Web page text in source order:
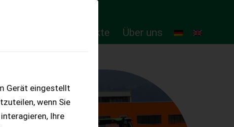
Gerät eingestellt
wenn Sie
Ihre
Online-Produkte Über uns